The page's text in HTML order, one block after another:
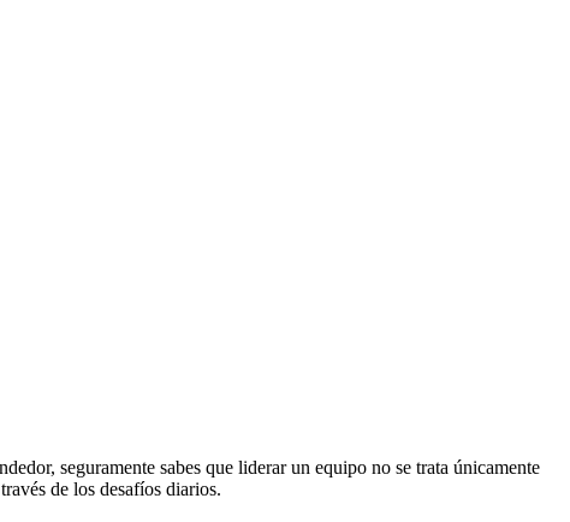
seguramente sabes que liderar un equipo no se trata únicamente
de los desafíos diarios.